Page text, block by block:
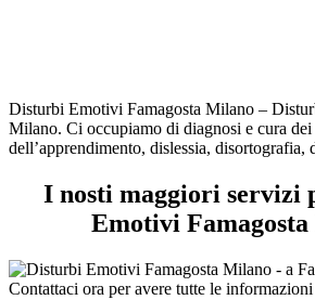
Disturbi Emotivi Famagosta Milano –
Milano. Ci occupiamo di diagnosi e cura
dell’apprendimento, dislessia, disortografia,
I nosti maggiori servizi
Emotivi